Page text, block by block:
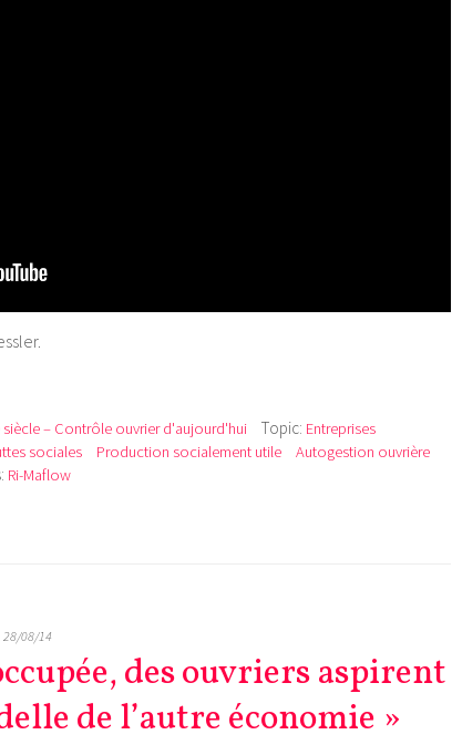
siècle – Contrôle ouvrier d'aujourd'hui Topic: Entreprises
sociales Production socialement utile Autogestion ouvrière
Ri-Maflow
28/08/14
des ouvriers aspirent
de l’autre économie »